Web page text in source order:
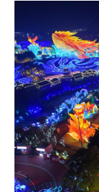
彩票
公益
文化产业
地方频道
北京